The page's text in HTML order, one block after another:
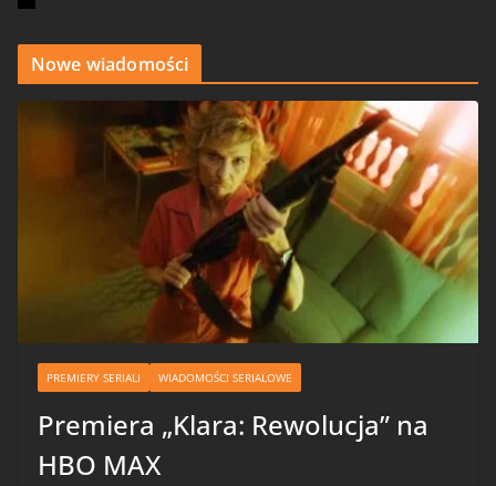
Nowe wiadomości
PREMIERY SERIALI WIADOMOŚCI SERIALOWE
Premiera „Klara: Rewolucja” na
HBO MAX